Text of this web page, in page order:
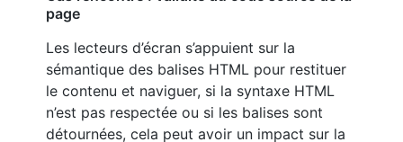
page
Les lecteurs d’écran s’appuient sur la
sémantique des balises HTML pour restituer
le contenu et naviguer, si la syntaxe HTML
n’est pas respectée ou si les balises sont
détournées, cela peut avoir un impact sur la